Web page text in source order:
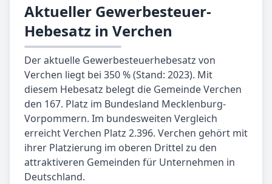
Aktueller Gewerbesteuer-
Hebesatz in Verchen
Der aktuelle Gewerbesteuerhebesatz von
Verchen liegt bei 350 % (Stand: 2023). Mit
diesem Hebesatz belegt die Gemeinde Verchen
den 167. Platz im Bundesland Mecklenburg-
Vorpommern. Im bundesweiten Vergleich
erreicht Verchen Platz 2.396. Verchen gehört mit
ihrer Platzierung im oberen Drittel zu den
attraktiveren Gemeinden für Unternehmen in
Deutschland.